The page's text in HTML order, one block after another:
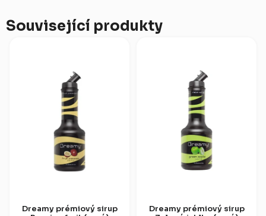
Související produkty
Dreamy prémiový sirup
Dreamy prémiový sirup